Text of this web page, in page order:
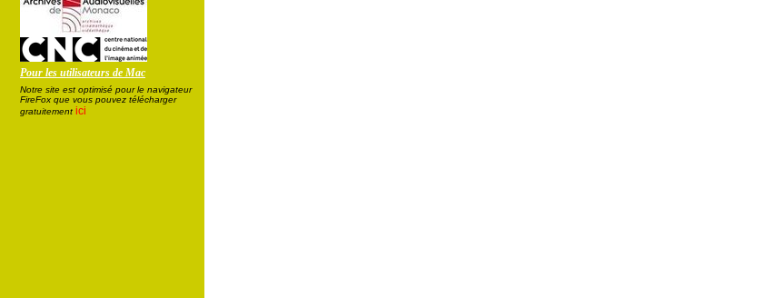
Pour les utilisateurs de Mac
Notre site est optimisé pour le navigateur
FireFox que vous pouvez télécharger
gratuitement ici